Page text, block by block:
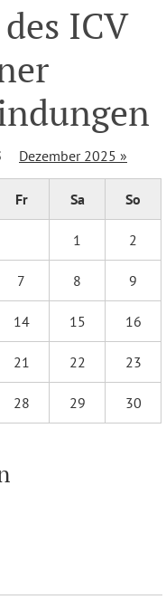
ICV
Dezember 2025 »
Fr Sa So
1 2
7 8 9
14 15 16
21 22 23
28 29 30